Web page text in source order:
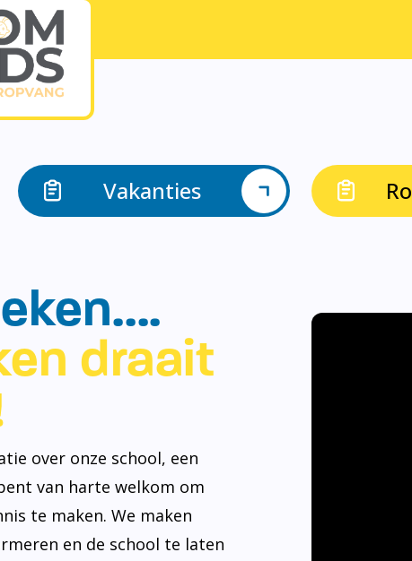
Vakanties
draait
over onze school, een
van harte welkom om
te maken. We maken
en de school te laten